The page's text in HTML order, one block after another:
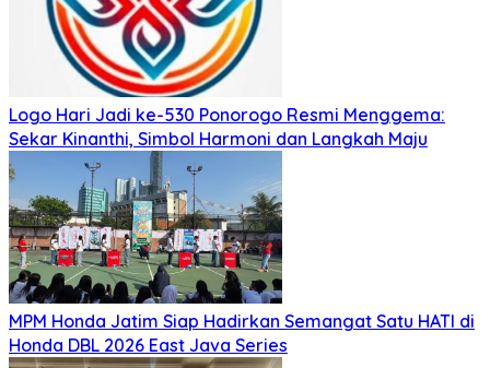
Logo Hari Jadi ke-530 Ponorogo Resmi Menggema:
Sekar Kinanthi, Simbol Harmoni dan Langkah Maju
MPM Honda Jatim Siap Hadirkan Semangat Satu HATI di
Honda DBL 2026 East Java Series